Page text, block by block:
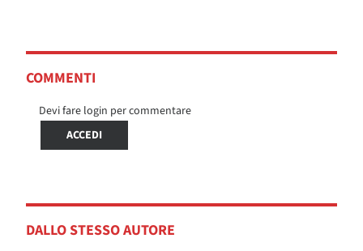
COMMENTI
Devi fare login per commentare
ACCEDI
DALLO STESSO AUTORE